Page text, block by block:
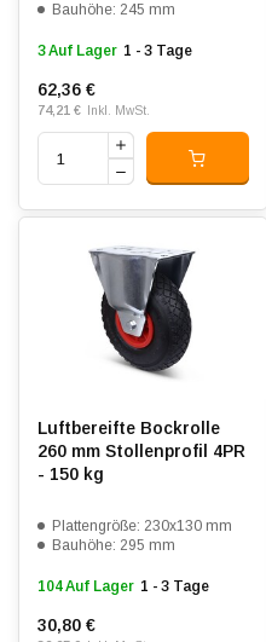
Bauhöhe: 245 mm
3 Auf Lager 1 - 3 Tage
62,36 €
74,21 € Inkl. MwSt.
Luftbereifte Bockrolle
260 mm Stollenprofil 4PR
- 150 kg
Plattengröße: 230x130 mm
Bauhöhe: 295 mm
104 Auf Lager 1 - 3 Tage
30,80 €